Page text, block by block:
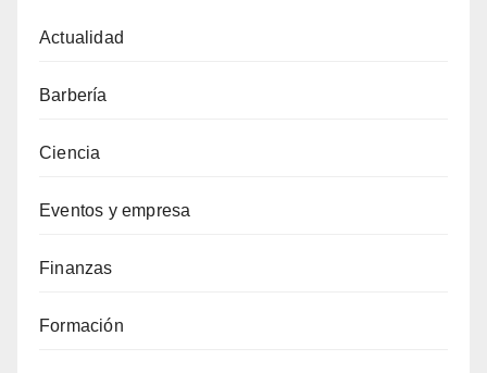
Actualidad
Barbería
Ciencia
Eventos y empresa
Finanzas
Formación